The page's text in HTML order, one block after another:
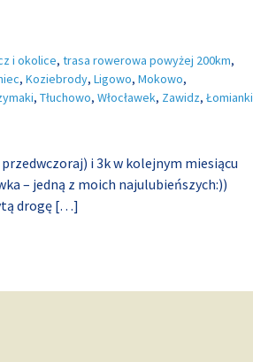
i okolice, trasa rowerowa powyżej 200km,
, Koziebrody, Ligowo, Mokowo,
, Tłuchowo, Włocławek, Zawidz, Łomianki
i 3k w kolejnym miesiącu
– jedną z moich najulubieńszych:))
drogę […]